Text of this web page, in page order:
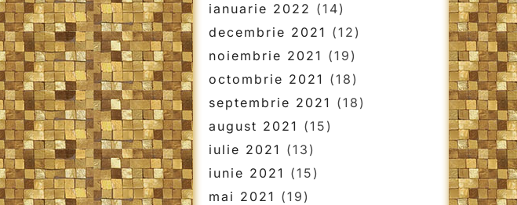
ianuarie 2022 (14)
decembrie 2021 (12)
noiembrie 2021 (19)
octombrie 2021 (18)
septembrie 2021 (18)
august 2021 (15)
iulie 2021 (13)
iunie 2021 (15)
mai 2021 (19)